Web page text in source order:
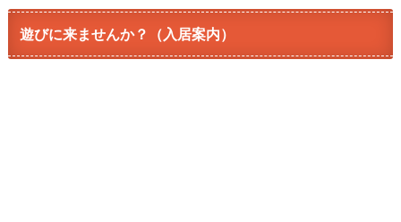
遊びに来ませんか？（入居案内）